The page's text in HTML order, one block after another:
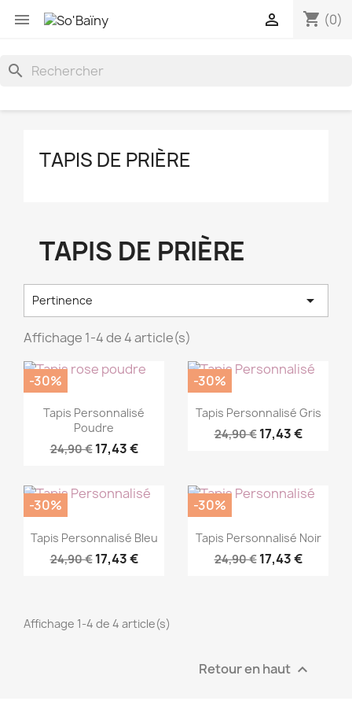
 shopping_cart (0)

search
TAPIS DE PRIÈRE
TAPIS DE PRIÈRE
Pertinence 
Affichage 1-4 de 4 article(s)
Commander
Tapis Personnalisé
Poudre
24,90 € 17,43 €
-30%
Commander
Tapis Personnalisé Gris
24,90 € 17,43 €
-30%
Commander
Tapis Personnalisé Bleu
24,90 € 17,43 €
-30%
Commander
Tapis Personnalisé Noir
24,90 € 17,43 €
-30%
Affichage 1-4 de 4 article(s)
Retour en haut 